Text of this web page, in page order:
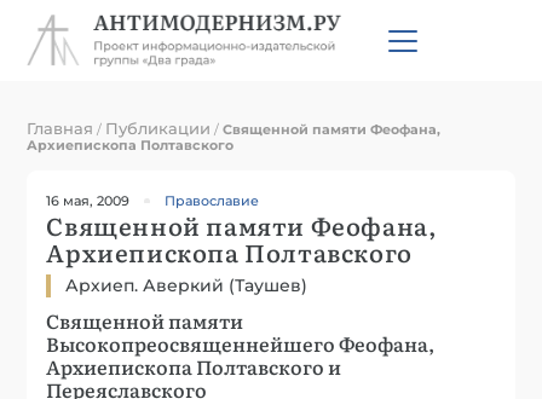
Главная / Публикации /Священной памяти Феофана,
Архиепископа Полтавского
16 мая, 2009 Православие
Священной памяти Феофана,
Архиепископа Полтавского
Архиеп. Аверкий (Таушев)
Священной памяти
Высокопреосвященнейшего Феофана,
Архиепископа Полтавского и
Переяславского